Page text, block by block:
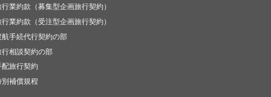
業約款（募集型企画旅行契約）
業約款（受注型企画旅行契約）
手続代行契約の部
相談契約の部
旅行契約
補償規程